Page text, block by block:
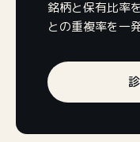
銘柄と保有比率
との重複率を一